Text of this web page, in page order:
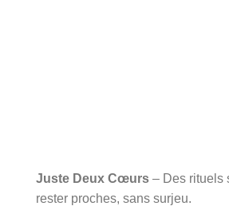
Juste Deux Cœurs – Des rituels
rester proches, sans surjeu.